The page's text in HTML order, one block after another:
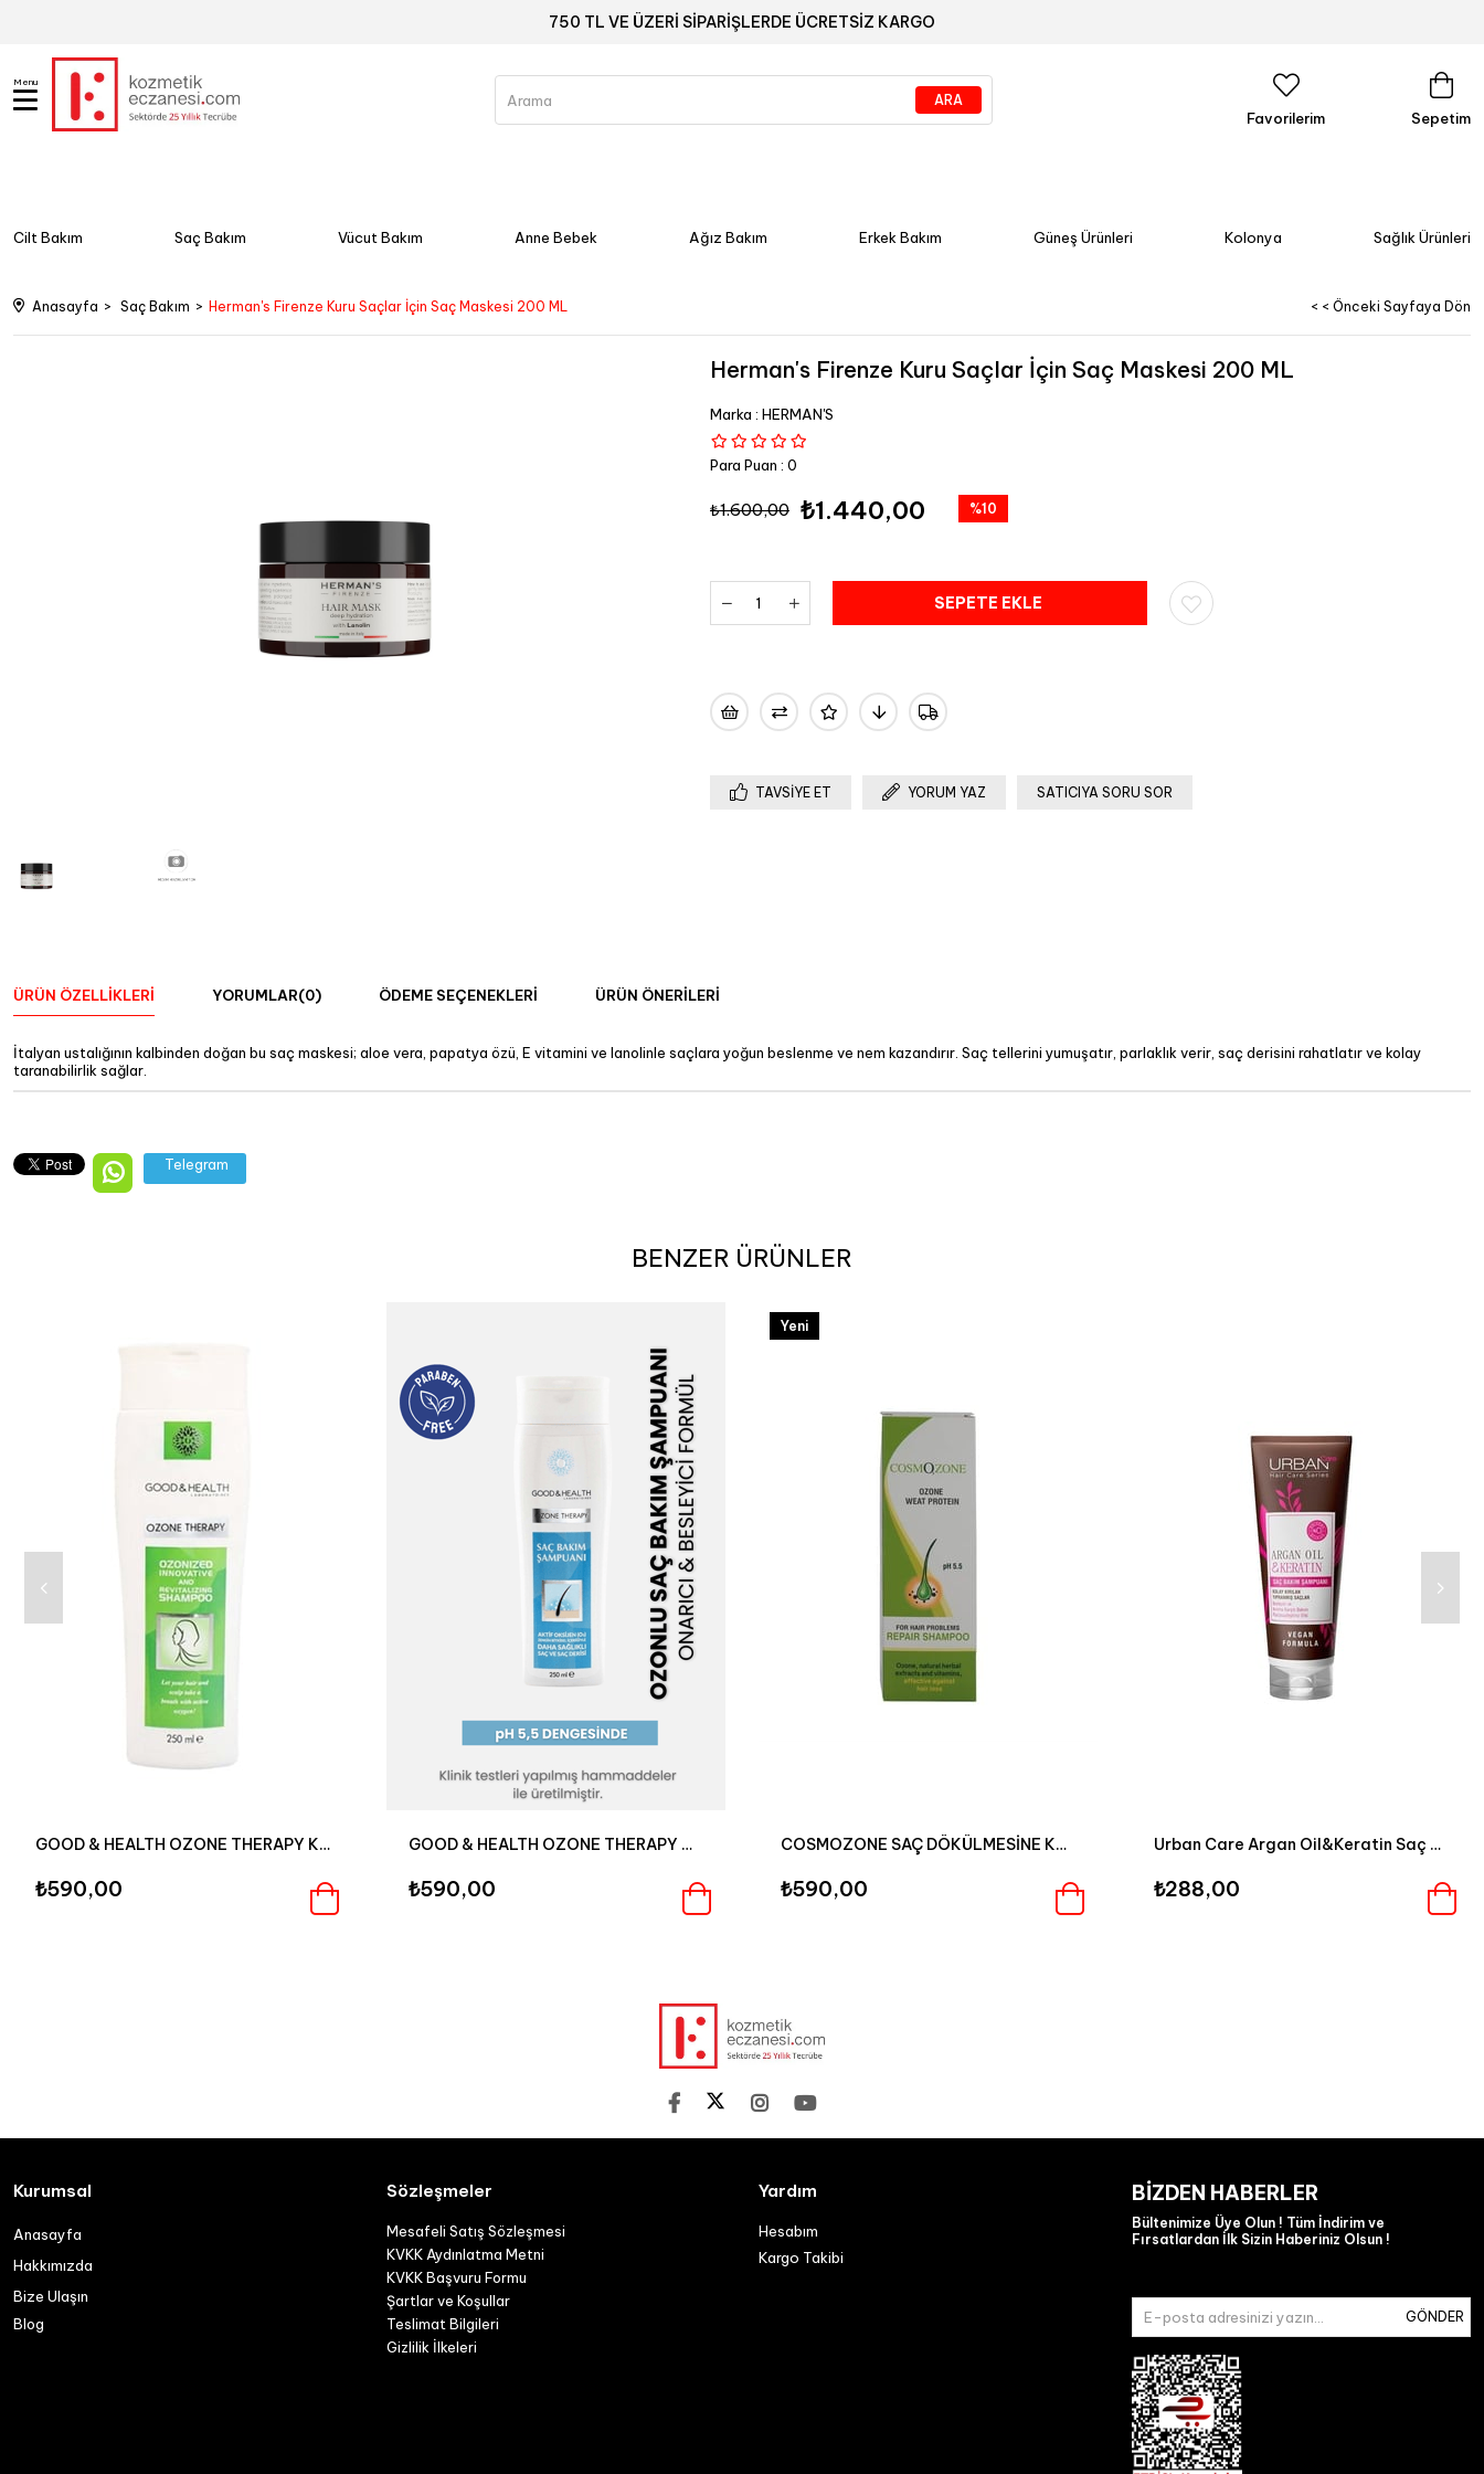
750 TL VE ÜZERİ SİPARİŞLERDE ÜCRETSİZ KARGO
Menu
Sepetim
Favorilerim
Cilt Bakım Saç Bakım Vücut Bakım Anne Bebek Ağız Bakım Erkek Bakım Güneş Ürünleri Kolonya Sağlık Ürünleri
Anasayfa Saç Bakım Herman's Firenze Kuru Saçlar İçin Saç Maskesi 200 ML < < Önceki Sayfaya Dön
Herman's Firenze Kuru Saçlar İçin Saç Maskesi 200 ML
Marka : HERMAN'S
Para Puan : 0
₺1.600,00 ₺1.440,00 %10
TAVSIYE ET YORUM YAZ SATICIYA SORU SOR
ÜRÜN ÖZELLIKLERI YORUMLAR(0) ÖDEME SEÇENEKLERI ÜRÜN ÖNERILERI
İtalyan ustalığının kalbinden doğan bu saç maskesi; aloe vera, papatya özü, E vitamini ve lanolinle saçlara yoğun beslenme ve nem kazandırır. Saç tellerini yumuşatır, parlaklık verir, saç derisini rahatlatır ve kolay
taranabilirlik sağlar.
Telegram
BENZER ÜRÜNLER
GOOD & HEALTH OZONE THERAPY KAPALI SAÇLAR ONARICI ŞAMPUAN 250 ML
₺590,00
GOOD & HEALTH OZONE THERAPY ONARICI SAÇ BAKIM ŞAMPUANI 250 ML
₺590,00
COSMOZONE SAÇ DÖKÜLMESİNE KARŞI OZONLU BUĞDAY PROTEİNLİ ŞAMPUAN
₺590,00
Yeni
Urban Care Argan Oil&Keratin Saç Bakım Şampuanı 250 ml
₺288,00
Kurumsal
Anasayfa
Hakkımızda
Bize Ulaşın
Blog
Sözleşmeler
Mesafeli Satış Sözleşmesi
KVKK Aydınlatma Metni
KVKK Başvuru Formu
Şartlar ve Koşullar
Teslimat Bilgileri
Gizlilik İlkeleri
Yardım
Hesabım
Kargo Takibi
BIZDEN HABERLER
Bültenimize Üye Olun ! Tüm İndirim ve
Fırsatlardan İlk Sizin Haberiniz Olsun !
GÖNDER